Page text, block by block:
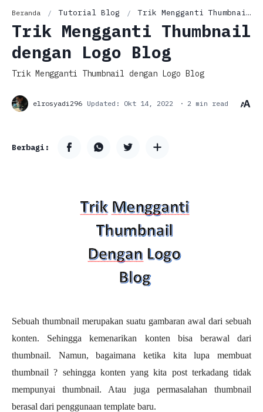
Beranda Tutorial Blog Trik Mengganti Thumbnail dengan Logo Blog
Trik Mengganti Thumbnail
dengan Logo Blog
Trik Mengganti Thumbnail dengan Logo Blog
2 min read
Sebuah thumbnail merupakan suatu gambaran awal dari sebuah
konten. Sehingga kemenarikan konten bisa berawal dari
thumbnail. Namun, bagaimana ketika kita lupa membuat
thumbnail ? sehingga konten yang kita post terkadang tidak
mempunyai thumbnail. Atau juga permasalahan thumbnail
berasal dari penggunaan template baru.